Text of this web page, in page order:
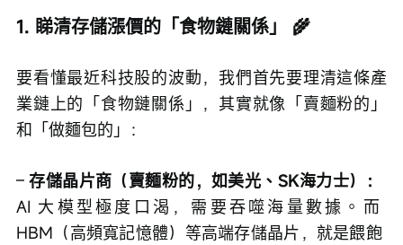
1. 睇清存儲漲價的「食物鏈關係」 🌾
要看懂最近科技股的波動，我們首先要理清這條產
業鏈上的「食物鏈關係」，其實就像「賣麵粉的」
和「做麵包的」：
– 存儲晶片商（賣麵粉的，如美光、SK海力士）：
AI 大模型極度口渴，需要吞噬海量數據。而
HBM（高頻寬記憶體）等高端存儲晶片，就是餵飽